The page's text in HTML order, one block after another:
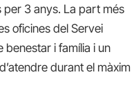
per 3 anys. La part més
oficines del Servei
benestar i família i un
durant el màxim